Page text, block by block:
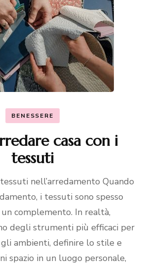
BENESSERE
casa con i
tessuti
nell’arredamento Quando
i tessuti sono spesso
complemento. In realtà,
degli strumenti più efficaci per
ambienti, definire lo stile e
spazio in un luogo personale,